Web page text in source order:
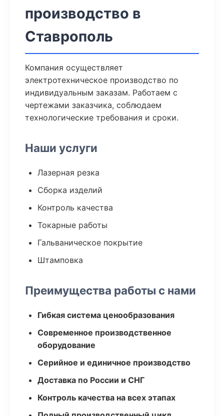
производство в
Ставрополь
Компания осуществляет
электротехническое производство по
индивидуальным заказам. Работаем с
чертежами заказчика, соблюдаем
технологические требования и сроки.
Наши услуги
Лазерная резка
Сборка изделий
Контроль качества
Токарные работы
Гальваническое покрытие
Штамповка
Преимущества работы с нами
Гибкая система ценообразования
Современное производственное
оборудование
Серийное и единичное производство
Доставка по России и СНГ
Контроль качества на всех этапах